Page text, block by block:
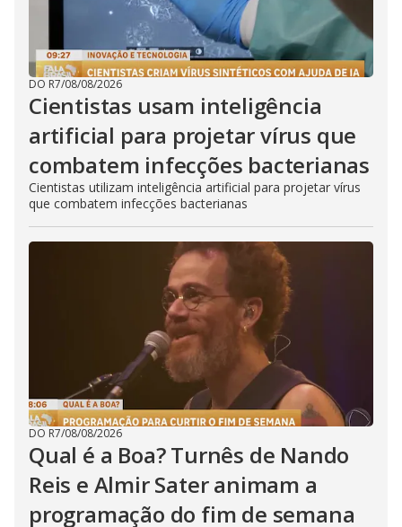
DO R7/08/08/2026
Cientistas usam inteligência
artificial para projetar vírus que
combatem infecções bacterianas
Cientistas utilizam inteligência artificial para projetar vírus
que combatem infecções bacterianas
DO R7/08/08/2026
Qual é a Boa? Turnês de Nando
Reis e Almir Sater animam a
programação do fim de semana